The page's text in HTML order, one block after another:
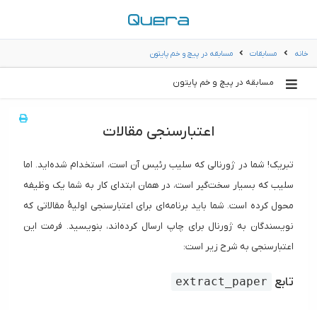
خانه مسابقات مسابقه در پیچ و خم پایتون
مسابقه در پیچ و خم پایتون
اعتبارسنجی مقالات
تبریک! شما در ژورنالی که سلیب رئیس آن است، استخدام شده‌اید. اما
سلیب که بسیار سخت‌گیر است، در همان ابتدای کار به شما یک وظیفه
محول کرده است. شما باید برنامه‌ای برای اعتبارسنجی اولیهٔ مقالاتی که
نویسندگان به ژورنال برای چاپ ارسال کرده‌اند، بنویسید. فرمت این
اعتبارسنجی به شرح زیر است:
تابع extract_paper